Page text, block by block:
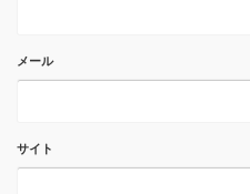
メール
サイト